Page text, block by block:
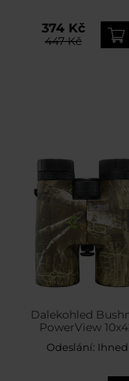
374 Kč
447 Kč
Dalekohled
PowerView
Realtree Edge
Collector
Odeslání: Ihned